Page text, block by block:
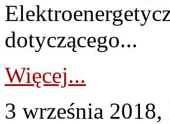
dotyczącego...
Więcej...
3 września 2018,